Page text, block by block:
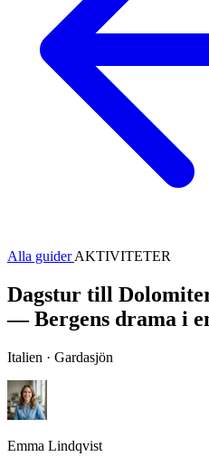
Alla guiderAKTIVITETER
Dagstur till
— Bergens drama i
Italien · Gardasjön
Emma Lindqvist